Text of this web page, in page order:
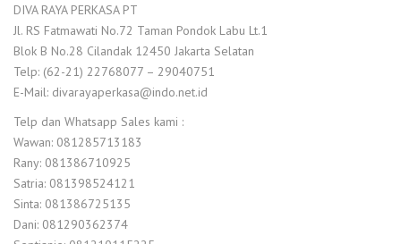
DIVA RAYA PERKASA PT
Jl. RS Fatmawati No.72 Taman Pondok Labu Lt.1
Blok B No.28 Cilandak 12450 Jakarta Selatan
Telp: (62-21) 22768077 – 29040751
E-Mail: divarayaperkasa@indo.net.id
Telp dan Whatsapp Sales kami :
Wawan: 081285713183
Rany: 081386710925
Satria: 081398524121
Sinta: 081386725135
Dani: 081290362374